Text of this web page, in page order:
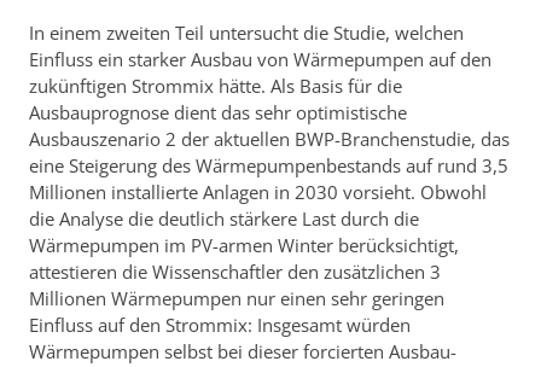
In einem zweiten Teil untersucht die Studie, welchen
Einfluss ein starker Ausbau von Wärmepumpen auf den
zukünftigen Strommix hätte. Als Basis für die
Ausbauprognose dient das sehr optimistische
Ausbauszenario 2 der aktuellen BWP-Branchenstudie, das
eine Steigerung des Wärmepumpenbestands auf rund 3,5
Millionen installierte Anlagen in 2030 vorsieht. Obwohl
die Analyse die deutlich stärkere Last durch die
Wärmepumpen im PV-armen Winter berücksichtigt,
attestieren die Wissenschaftler den zusätzlichen 3
Millionen Wärmepumpen nur einen sehr geringen
Einfluss auf den Strommix: Insgesamt würden
Wärmepumpen selbst bei dieser forcierten Ausbau-